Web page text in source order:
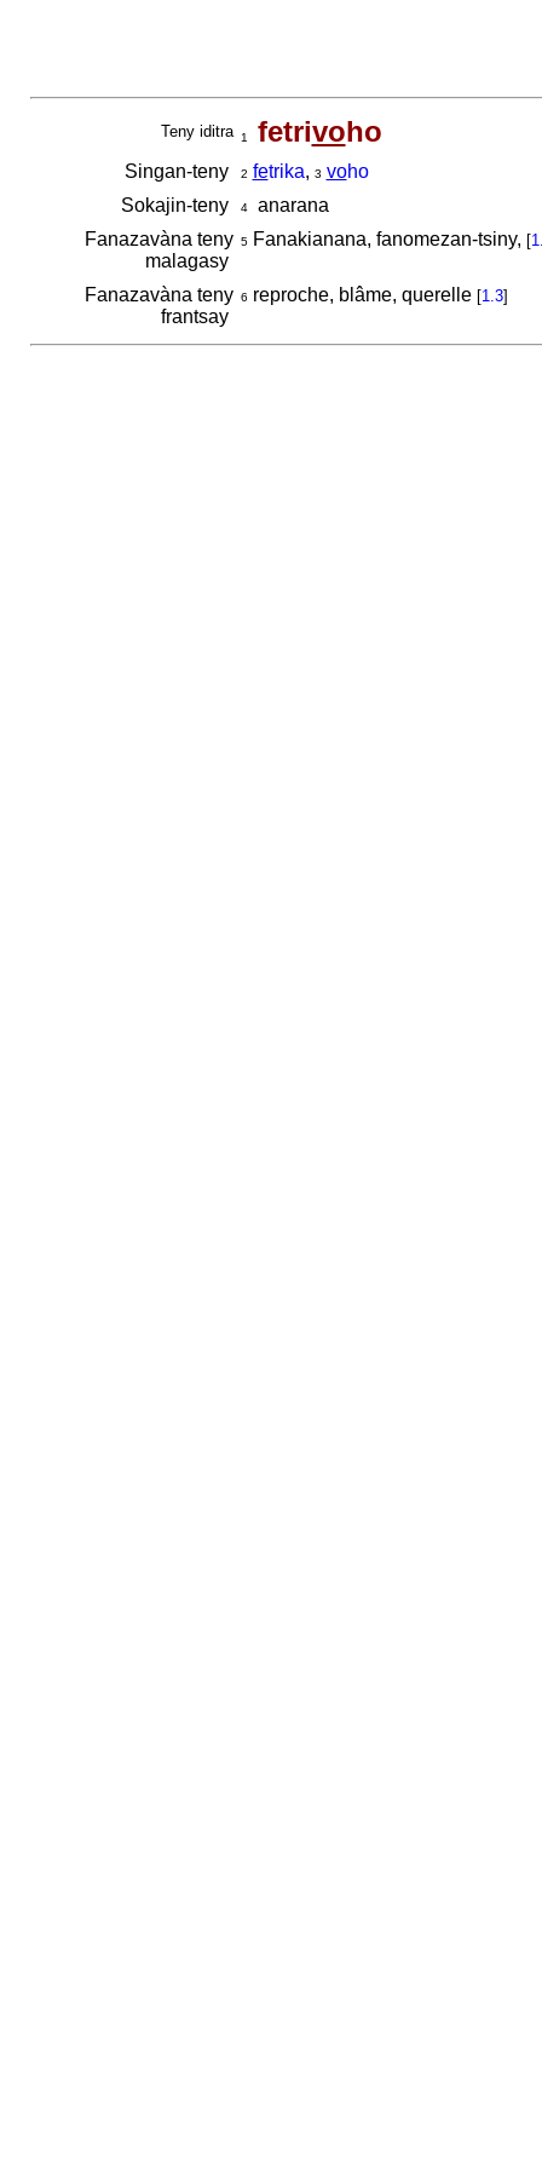
Teny iditra 1 fetrivoho
Singan-teny 2 fetrika, 3 voho
Sokajin-teny
4anarana
Fanazavàna teny
malagasy
5Fanakianana, fanomezan-tsiny, [
Fanazavàna teny
frantsay
6 reproche, blâme, querelle [1.3]